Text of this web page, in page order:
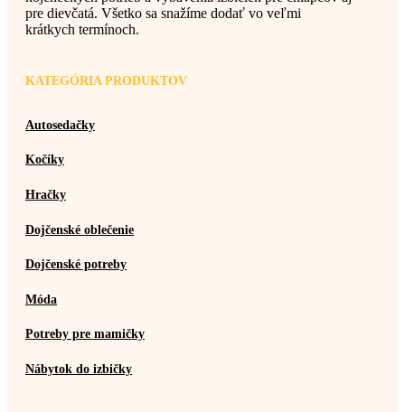
pre dievčatá. Všetko sa snažíme dodať vo veľmi
krátkych termínoch.
KATEGÓRIA PRODUKTOV
Autosedačky
Kočíky
Hračky
Dojčenské oblečenie
Dojčenské potreby
Móda
Potreby pre mamičky
Nábytok do izbičky